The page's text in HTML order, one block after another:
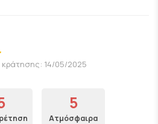
κράτησης: 14/05/2025
5
Ατμόσφαιρα